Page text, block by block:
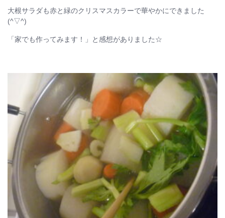
大根サラダも赤と緑のクリスマスカラーで華やかにできました
(^▽^)
「家でも作ってみます！」と感想がありました☆